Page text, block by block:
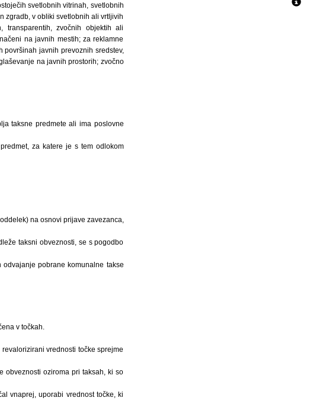
svetlobnih vitrinah, svetlobnih
zgradb, v obliki svetlobnih ali vrtljivih
transparentih, zvočnih objektih ali
na javnih mestih; za reklamne
javnih prevoznih sredstev,
na javnih prostorih; zvočno
taksne predmete ali ima poslovne
za katere je s tem odlokom
na osnovi prijave zavezanca,
taksni obveznosti, se s pogodbo
pobrane komunalne takse
v točkah.
vrednosti točke sprejme
obveznosti oziroma pri taksah, ki so
vnaprej, uporabi vrednost točke, ki